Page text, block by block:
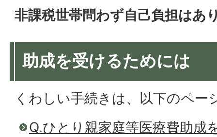
非課税世帯問わず自己負担はあ
助成を受けるためには
くわしい手続きは、以下のペー
Q.ひとり親家庭等医療費助成